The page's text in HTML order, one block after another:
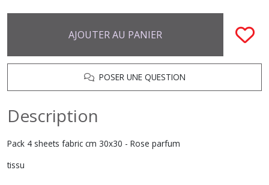
AJOUTER AU PANIER
POSER UNE QUESTION
Description
Pack 4 sheets fabric cm 30x30 - Rose parfum
tissu